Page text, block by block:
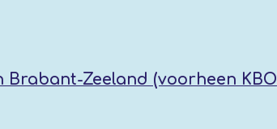
Brabant-Zeeland (voorheen KBO